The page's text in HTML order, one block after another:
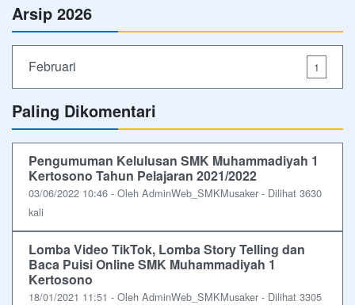
Arsip 2026
Februari 1
Paling Dikomentari
Pengumuman Kelulusan SMK Muhammadiyah 1
Kertosono Tahun Pelajaran 2021/2022
03/06/2022 10:46 - Oleh AdminWeb_SMKMusaker - Dilihat 3630
kali
Lomba Video TikTok, Lomba Story Telling dan
Baca Puisi Online SMK Muhammadiyah 1
Kertosono
18/01/2021 11:51 - Oleh AdminWeb_SMKMusaker - Dilihat 3305